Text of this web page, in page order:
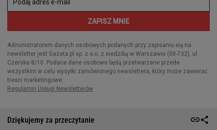
Dziękujemy za przeczytanie